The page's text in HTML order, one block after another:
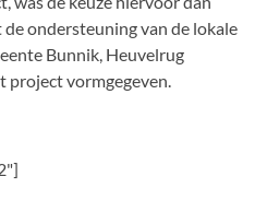
de ondersteuning van de lokale
Bunnik, Heuvelrug
project vormgegeven.